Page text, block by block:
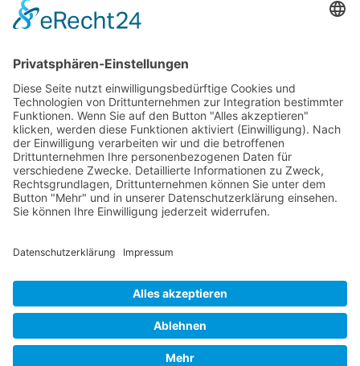
Newsletter
Versandinformationen
Verfügbarkeit/Verträglichkeit
Rechtliches
Widerrufsrecht und Widerrufsformular
Impressum
Datenschutzerklärung
Cookie-Einstellungen
AGB
Streitbeilegungsstelle
Vertrag widerrufen